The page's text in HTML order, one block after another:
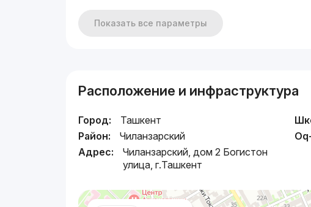
Показать все параметры
Расположение и инфраструктура
Город:
Ташкент
Район:
Чиланзарский
Адрес:
Чиланзарский, дом 2 Богистон
улица, г.Ташкент